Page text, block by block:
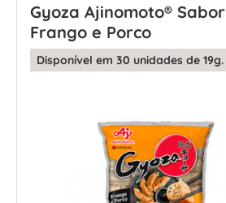
Gyoza Ajinomoto® Sabor
Frango e Porco
Disponível em 30 unidades de 19g.